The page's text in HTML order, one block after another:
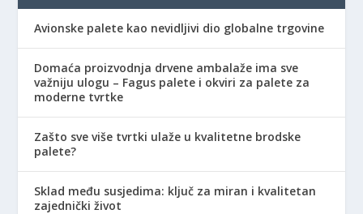
Avionske palete kao nevidljivi dio globalne trgovine
Domaća proizvodnja drvene ambalaže ima sve
važniju ulogu – Fagus palete i okviri za palete za
moderne tvrtke
Zašto sve više tvrtki ulaže u kvalitetne brodske
palete?
Sklad među susjedima: ključ za miran i kvalitetan
zajednički život